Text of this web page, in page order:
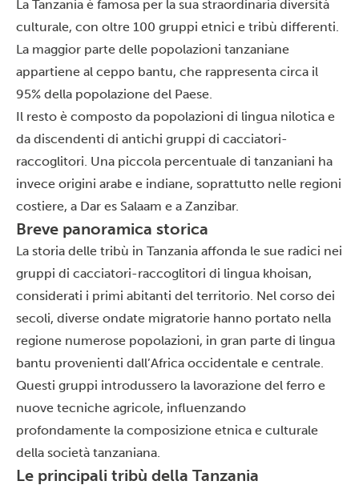
La Tanzania è famosa per la sua straordinaria diversità
culturale, con oltre 100 gruppi etnici e tribù differenti.
La maggior parte delle popolazioni tanzaniane
appartiene al ceppo bantu, che rappresenta circa il
95% della popolazione del Paese.
Il resto è composto da popolazioni di lingua nilotica e
da discendenti di antichi gruppi di cacciatori-
raccoglitori. Una piccola percentuale di tanzaniani ha
invece origini arabe e indiane, soprattutto nelle regioni
costiere, a Dar es Salaam e a Zanzibar.
Breve panoramica storica
La storia delle tribù in Tanzania affonda le sue radici nei
gruppi di cacciatori-raccoglitori di lingua khoisan,
considerati i primi abitanti del territorio. Nel corso dei
secoli, diverse ondate migratorie hanno portato nella
regione numerose popolazioni, in gran parte di lingua
bantu provenienti dall’Africa occidentale e centrale.
Questi gruppi introdussero la lavorazione del ferro e
nuove tecniche agricole, influenzando
profondamente la composizione etnica e culturale
della società tanzaniana.
Le principali tribù della Tanzania